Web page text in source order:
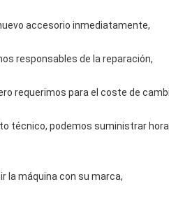
accesorio inmediatamente,
responsables de la reparación,
requerimos para el coste de
técnico, podemos suministrar
la máquina con su marca,